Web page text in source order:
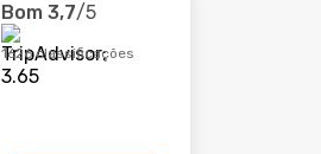
Bom 3,7/5
1626 classificações